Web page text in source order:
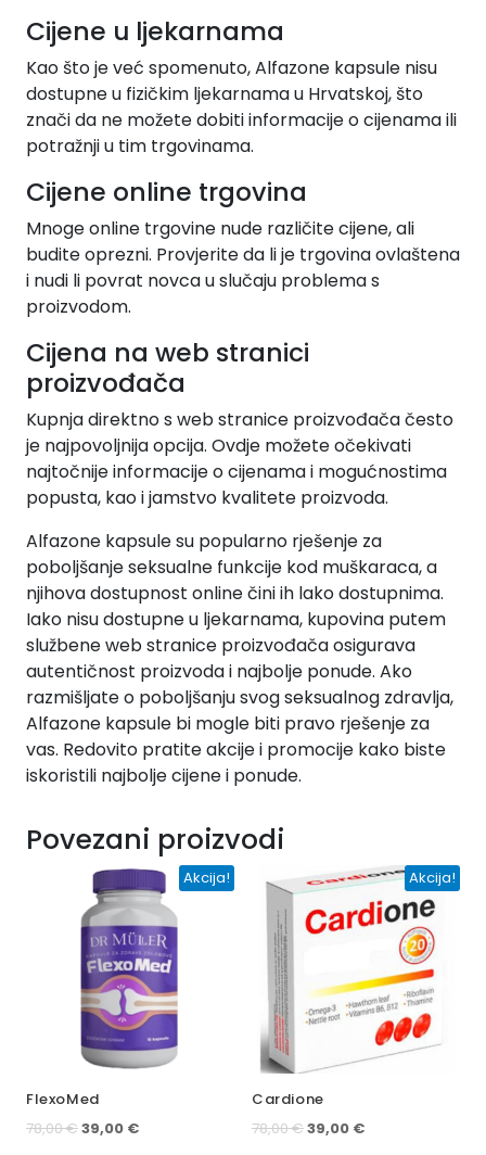
Cijene u ljekarnama
Kao što je već spomenuto, Alfazone kapsule nisu
dostupne u fizičkim ljekarnama u Hrvatskoj, što
znači da ne možete dobiti informacije o cijenama ili
potražnji u tim trgovinama.
Cijene online trgovina
Mnoge online trgovine nude različite cijene, ali
budite oprezni. Provjerite da li je trgovina ovlaštena
i nudi li povrat novca u slučaju problema s
proizvodom.
Cijena na web stranici
proizvođača
Kupnja direktno s web stranice proizvođača često
je najpovoljnija opcija. Ovdje možete očekivati
najtočnije informacije o cijenama i mogućnostima
popusta, kao i jamstvo kvalitete proizvoda.
Alfazone kapsule su popularno rješenje za
poboljšanje seksualne funkcije kod muškaraca, a
njihova dostupnost online čini ih lako dostupnima.
Iako nisu dostupne u ljekarnama, kupovina putem
službene web stranice proizvođača osigurava
autentičnost proizvoda i najbolje ponude. Ako
razmišljate o poboljšanju svog seksualnog zdravlja,
Alfazone kapsule bi mogle biti pravo rješenje za
vas. Redovito pratite akcije i promocije kako biste
iskoristili najbolje cijene i ponude.
Povezani proizvodi
Akcija!
FlexoMed
78,00€Izvorna
39,00 €Trenutna
Akcija!
Cardione
78,00€Izvorna
39,00 €Trenutna